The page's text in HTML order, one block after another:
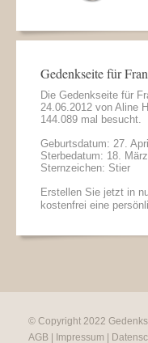
Gedenkseite für
Die Gedenkseite für
24.06.2012 von Aline
144.089 mal besucht.
Geburtsdatum: 27.
Sterbedatum: 18.
Sternzeichen: Stier
Erstellen Sie jetzt in
kostenfrei eine
© Copyright 2022
AGB
Impressum